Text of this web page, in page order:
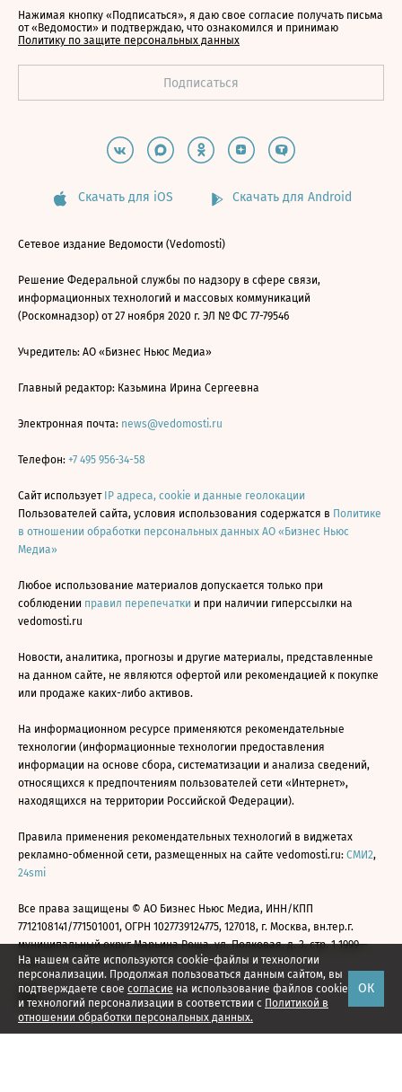
На нашем сайте используются cookie-файлы и технологии
персонализации. Продолжая пользоваться данным сайтом, вы
подтверждаете свое согласие на использование файлов cookie
и технологий персонализации в соответствии с Политикой в
отношении обработки персональных данных.
ОК
Нажимая кнопку «Подписаться», я даю свое согласие получать письма
от «Ведомости» и подтверждаю, что ознакомился и принимаю
Политику по защите персональных данных
Скачать для iOS Скачать для Android
Сетевое издание Ведомости (Vedomosti)
Решение Федеральной службы по надзору в сфере связи,
информационных технологий и массовых коммуникаций
(Роскомнадзор) от 27 ноября 2020 г. ЭЛ № ФС 77-79546
Учредитель: АО «Бизнес Ньюс Медиа»
Главный редактор: Казьмина Ирина Сергеевна
Электронная почта: news@vedomosti.ru
Телефон: +7 495 956-34-58
Сайт использует IP адреса, cookie и данные геолокации
Пользователей сайта, условия использования содержатся в Политике
в отношении обработки персональных данных АО «Бизнес Ньюс
Медиа»
Любое использование материалов допускается только при
соблюдении правил перепечатки и при наличии гиперссылки на
vedomosti.ru
Новости, аналитика, прогнозы и другие материалы, представленные
на данном сайте, не являются офертой или рекомендацией к покупке
или продаже каких-либо активов.
На информационном ресурсе применяются рекомендательные
технологии (информационные технологии предоставления
информации на основе сбора, систематизации и анализа сведений,
относящихся к предпочтениям пользователей сети «Интернет»,
находящихся на территории Российской Федерации).
Правила применения рекомендательных технологий в виджетах
рекламно-обменной сети, размещенных на сайте vedomosti.ru: СМИ2,
24smi
Все права защищены © АО Бизнес Ньюс Медиа, ИНН/КПП
7712108141/771501001, ОГРН 1027739124775, 127018, г. Москва, вн.тер.г.
муниципальный округ Марьина Роща, ул. Полковая, д. 3, стр. 1 1999—
2026